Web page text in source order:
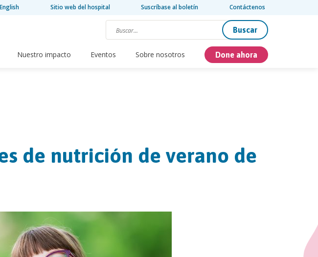
English Sitio web del hospital Suscríbase al boletín Contáctenos
Buscar
Nuestro impacto Eventos Sobre nosotros Done ahora
de nutrición de verano de